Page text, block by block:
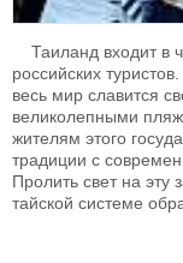
Таиланд входит в
российских
весь мир славится
великолепными
жителям этого
традиции с
Пролить свет на эту
тайской системе